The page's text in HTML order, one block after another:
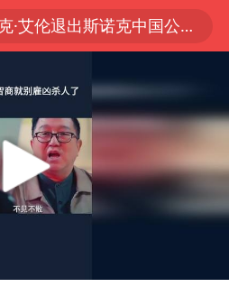
马克·艾伦退出斯诺克中国公开赛
视频丨中国东方电气集团原党组副书记、董事宋致远被查
A股公司收到美国关税退款
豆浆创始人林炳生去世